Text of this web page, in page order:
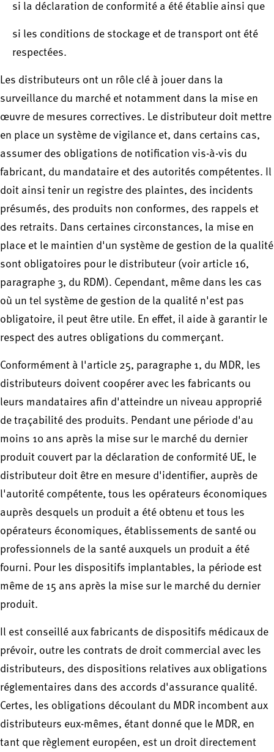
si la déclaration de conformité a été établie ainsi que
si les conditions de stockage et de transport ont été
respectées.
Les distributeurs ont un rôle clé à jouer dans la
surveillance du marché et notamment dans la mise en
œuvre de mesures correctives. Le distributeur doit mettre
en place un système de vigilance et, dans certains cas,
assumer des obligations de notification vis-à-vis du
fabricant, du mandataire et des autorités compétentes. Il
doit ainsi tenir un registre des plaintes, des incidents
présumés, des produits non conformes, des rappels et
des retraits. Dans certaines circonstances, la mise en
place et le maintien d'un système de gestion de la qualité
sont obligatoires pour le distributeur (voir article 16,
paragraphe 3, du RDM). Cependant, même dans les cas
où un tel système de gestion de la qualité n'est pas
obligatoire, il peut être utile. En effet, il aide à garantir le
respect des autres obligations du commerçant.
Conformément à l'article 25, paragraphe 1, du MDR, les
distributeurs doivent coopérer avec les fabricants ou
leurs mandataires afin d'atteindre un niveau approprié
de traçabilité des produits. Pendant une période d'au
moins 10 ans après la mise sur le marché du dernier
produit couvert par la déclaration de conformité UE, le
distributeur doit être en mesure d'identifier, auprès de
l'autorité compétente, tous les opérateurs économiques
auprès desquels un produit a été obtenu et tous les
opérateurs économiques, établissements de santé ou
professionnels de la santé auxquels un produit a été
fourni. Pour les dispositifs implantables, la période est
même de 15 ans après la mise sur le marché du dernier
produit.
Il est conseillé aux fabricants de dispositifs médicaux de
prévoir, outre les contrats de droit commercial avec les
distributeurs, des dispositions relatives aux obligations
réglementaires dans des accords d'assurance qualité.
Certes, les obligations découlant du MDR incombent aux
distributeurs eux-mêmes, étant donné que le MDR, en
tant que règlement européen, est un droit directement